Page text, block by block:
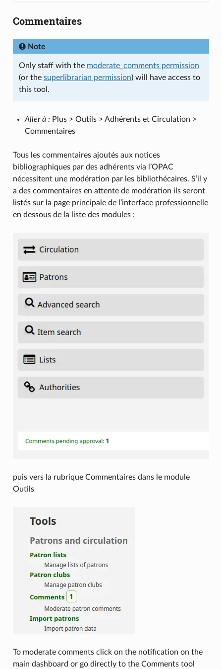
Commentaires
Note
Only staff with the moderate_comments permission
(or the superlibrarian permission) will have access to
this tool.
Aller à :Plus > Outils > Adhérents et Circulation >
Commentaires
Tous les commentaires ajoutés aux notices
bibliographiques par des adhérents via l’OPAC
nécessitent une modération par les bibliothécaires. S’il y
a des commentaires en attente de modération ils seront
listés sur la page principale de l’interface professionnelle
en dessous de la liste des modules :
puis vers la rubrique Commentaires dans le module
Outils
To moderate comments click on the notification on the
main dashboard or go directly to the Comments tool